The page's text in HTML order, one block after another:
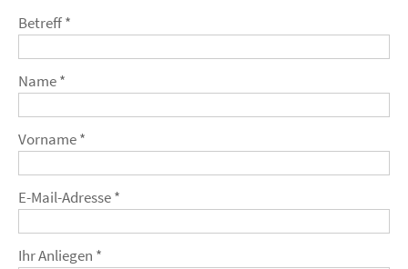
Betreff *
Name *
Vorname *
E-Mail-Adresse *
Ihr Anliegen *